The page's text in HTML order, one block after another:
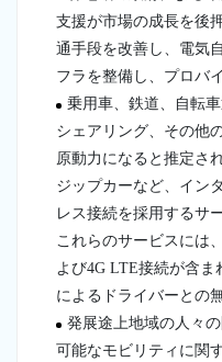
支援が市場の成長を後
通手段を改善し、電気
フラを整備し、プロバ
乗用車、鉄道、自転
シェアリング、その他
原動力になると推定さ
ジップカーなど、イン
レス接続を採用するサ
これらのサービスには
よび4G LTE接続が含
によるドライバーとの
発展途上地域の人々
可能なモビリティに関